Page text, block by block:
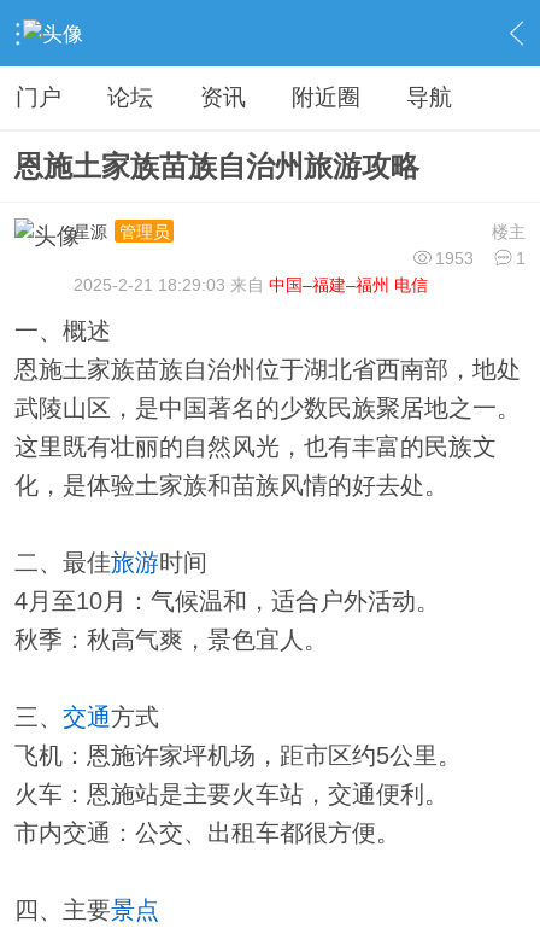
› 分类信息 › 旅游攻略 › 内容
门户 论坛 资讯 附近圈 导航
恩施土家族苗族自治州旅游攻略
楼主
星源
管理员
1953
1
2025-2-21 18:29:03 来自 中国–福建–福州 电信
一、概述
恩施土家族苗族自治州位于湖北省西南部，地处
武陵山区，是中国著名的少数民族聚居地之一。
这里既有壮丽的自然风光，也有丰富的民族文
化，是体验土家族和苗族风情的好去处。
二、最佳旅游时间
4月至10月：气候温和，适合户外活动。
秋季：秋高气爽，景色宜人。
三、 交通方式
飞机：恩施许家坪机场，距市区约5公里。
火车：恩施站是主要火车站，交通便利。
市内交通：公交、出租车都很方便。
四、主要景点